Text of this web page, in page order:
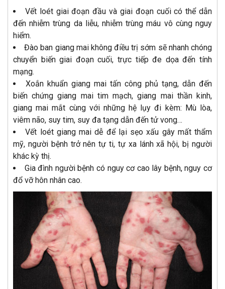
Vết loét giai đoạn đầu và giai đoạn cuối có thể dẫn
đến nhiễm trùng da liễu, nhiễm trùng máu vô cùng nguy
hiểm.
Đào ban giang mai không điều trị sớm sẽ nhanh chóng
chuyển biến giai đoạn cuối, trực tiếp đe dọa đến tính
mạng.
Xoắn khuẩn giang mai tấn công phủ tạng, dẫn đến
biến chứng giang mai tim mạch, giang mai thần kinh,
giang mai mắt cùng với những hệ lụy đi kèm: Mù lòa,
viêm não, suy tim, suy đa tạng dẫn đến tử vong…
Vết loét giang mai dễ để lại sẹo xấu gây mất thẩm
mỹ, người bệnh trở nên tự ti, tự xa lánh xã hội, bị người
khác kỳ thị.
Gia đình người bệnh có nguy cơ cao lây bệnh, nguy cơ
đổ vỡ hôn nhân cao.